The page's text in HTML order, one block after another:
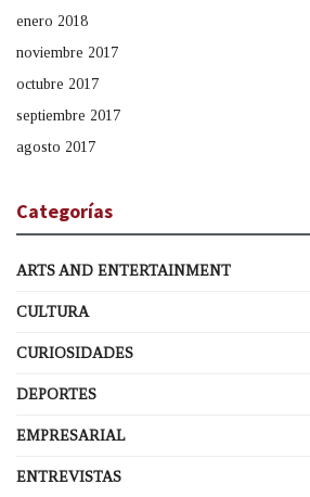
enero 2018
noviembre 2017
octubre 2017
septiembre 2017
agosto 2017
Categorías
ARTS AND ENTERTAINMENT
CULTURA
CURIOSIDADES
DEPORTES
EMPRESARIAL
ENTREVISTAS